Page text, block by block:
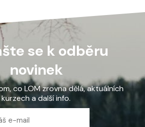
se k odběru
novinek
co LOM zrovna dělá, aktuálních
kurzech a další info.